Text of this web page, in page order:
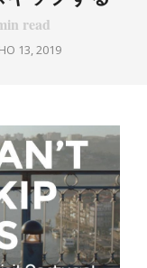
read
13, 2019